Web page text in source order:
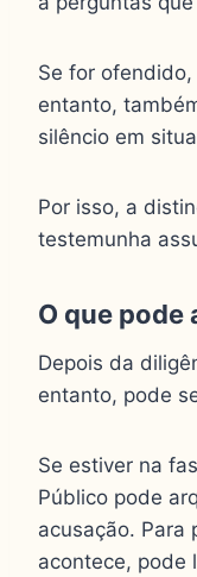
Se for
entanto,
silêncio em
Por isso, a
testemunha
O que
Depois da
entanto, pode
Se estiver na
Público pode
acusação. Para
acontece, pode